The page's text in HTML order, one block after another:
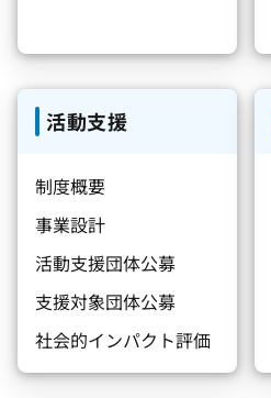
活動支援
制度概要
事業設計
活動支援団体公募
支援対象団体公募
社会的インパクト評価